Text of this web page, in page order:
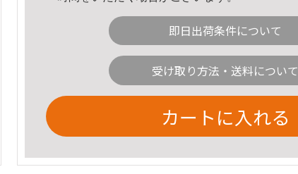
即日出荷条件について
受け取り方法・送料について
カートに入れる